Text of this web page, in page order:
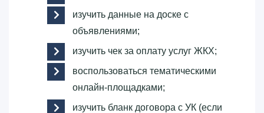
изучить данные на доске с
объявлениями;
изучить чек за оплату услуг ЖКХ;
воспользоваться тематическими
онлайн-площадками;
изучить бланк договора с УК (если